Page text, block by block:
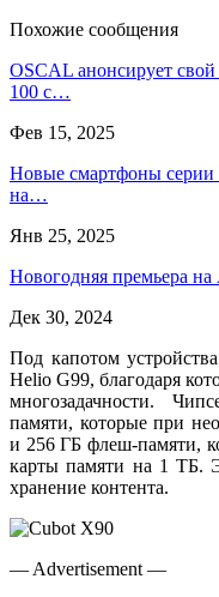
Похожие сообщения
OSCAL анонсирует
100 с…
Фев 15, 2025
Новые смартфоны серии
на…
Янв 25, 2025
Новогодняя премьера
Дек 30, 2024
Под капотом
Helio G99, благодаря
многозадачности.
памяти, которые при
и 256 ГБ флеш-памяти,
карты памяти на 1 ТБ.
хранение контента.
— Advertisement —